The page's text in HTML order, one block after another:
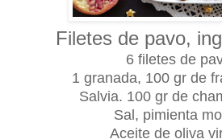
Filetes de pavo,
6 filetes de
1 granada, 100 gr de
Salvia. 100 gr de
Sal, pimienta
Aceite de oliva